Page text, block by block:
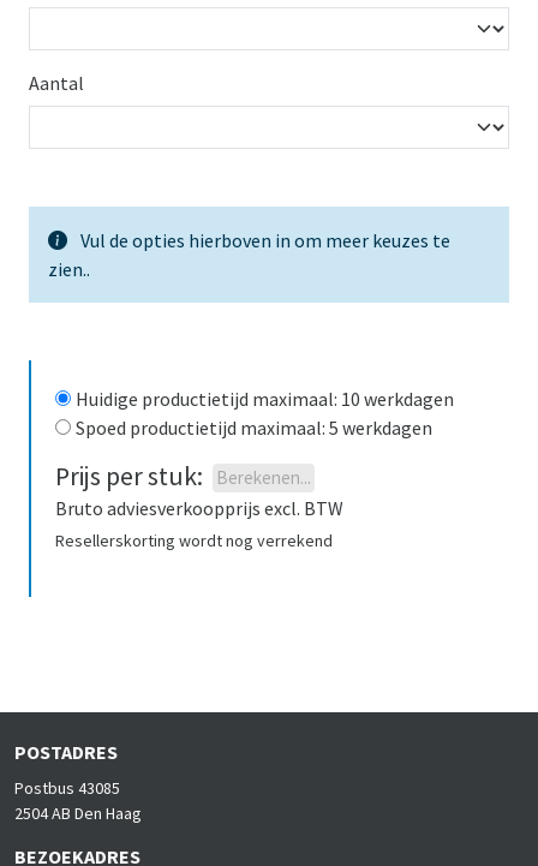
Aantal
Vul de opties hierboven in om meer keuzes te
zien..
Huidige productietijd maximaal: 10 werkdagen
Spoed productietijd maximaal: 5 werkdagen
Prijs per stuk: Berekenen...
Bruto adviesverkoopprijs excl. BTW
Resellerskorting wordt nog verrekend
POSTADRES
Postbus 43085
2504 AB Den Haag
BEZOEKADRES